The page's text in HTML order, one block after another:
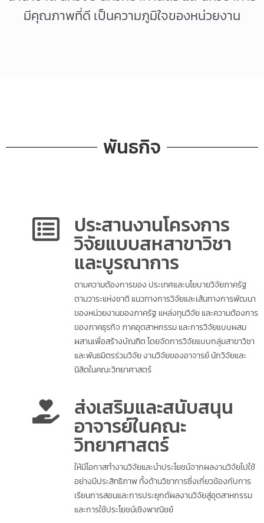
มีคุณภาพที่ดี เป็นความภูมิใจของหน่วยงาน
พันธกิจ
ประสานงานโครงการ
วิจัยแบบสหสาขาวิชา
และบูรณาการ
ตามความต้องการของ ประเทศและนโยบายวิจัยภาครัฐ
ตามวาระแห่งชาติ แนวทางการวิจัยและเส้นทางการพัฒนา
ของหน่วยงานของภาครัฐ แหล่งทุนวิจัย และความต้องการ
ของภาคธุรกิจ ภาคอุตสาหกรรม และการวิจัยแบบผสม
ผสานเพื่อสร้างบัณฑิต โดยจัดการวิจัยแบบกลุ่มสาขาวิชา
และพันธมิตรร่วมวิจัย งานวิจัยของอาจารย์ นักวิจัยและ
นิสิตในคณะวิทยาศาสตร์
ส่งเสริมและสนับสนุน
อาจารย์ในคณะ
วิทยาศาสตร์
ให้มีโอกาสทำงานวิจัยและนำประโยชน์จากผลงานวิจัยไปใช้
อย่างมีประสิทธิภาพ ทั้งด้านวิชาการซึ่งเกี่ยวข้องกับการ
เรียนการสอนและการประยุกต์ผลงานวิจัยสู่อุตสาหกรรม
และการใช้ประโยชน์เชิงพาณิชย์